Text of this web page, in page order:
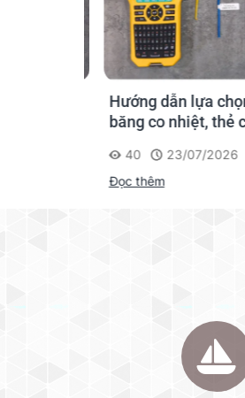
Hướng dẫn lựa chọn
băng co nhiệt, thẻ
40
23/07/2026
Đọc thêm